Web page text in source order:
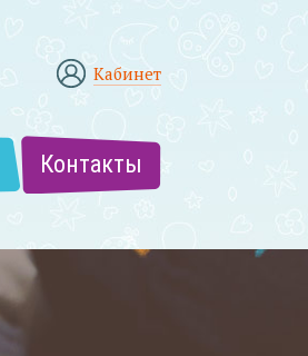
Кабинет
Контакты